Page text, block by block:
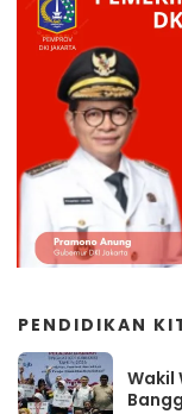
PENDIDIKAN
Wakil